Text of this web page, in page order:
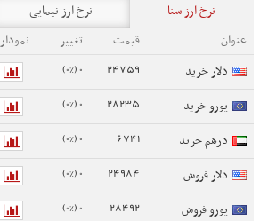
نرخ ارز سنا
نرخ ارز نیمایی
عنوان
قیمت تغییر
نمودار
دلار خرید
24759
0 (0%)
یورو خرید 28235
0 (0%)
درهم خرید 6741
0 (0%)
دلار فروش 24984
0 (0%)
یورو فروش 28492
0 (0%)